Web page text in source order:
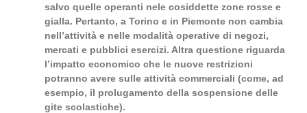
salvo quelle operanti nele cosiddette zone rosse e
gialla. Pertanto, a Torino e in Piemonte non cambia
nell’attività e nelle modalità operative di negozi,
mercati e pubblici esercizi. Altra questione riguarda
l’impatto economico che le nuove restrizioni
potranno avere sulle attività commerciali (come, ad
esempio, il prolugamento della sospensione delle
gite scolastiche).